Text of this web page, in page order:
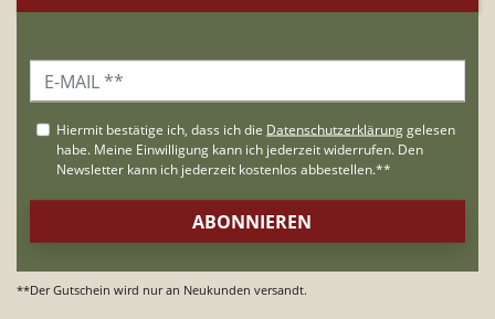
**Der Gutschein wird nur an Neukunden versandt.